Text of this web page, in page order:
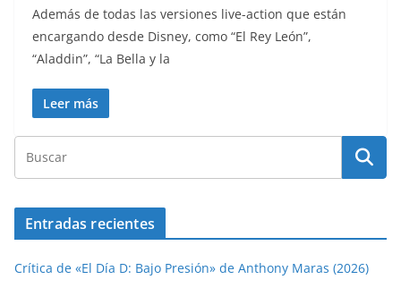
Además de todas las versiones live-action que están
encargando desde Disney, como “El Rey León”,
“Aladdin”, “La Bella y la
Leer más
Entradas recientes
Crítica de «El Día D: Bajo Presión» de Anthony Maras (2026)